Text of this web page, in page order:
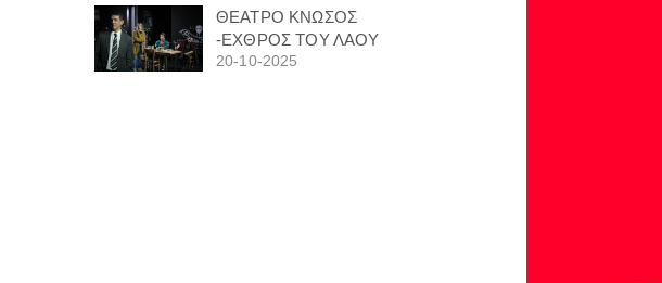
ΘΕΑΤΡΟ ΚΝΩΣΟΣ
-ΕΧΘΡΟΣ ΤΟΥ ΛΑΟΥ
20-10-2025